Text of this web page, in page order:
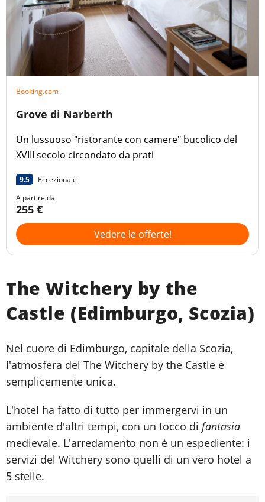
Booking.com
Grove di Narberth
Un lussuoso "ristorante con camere" bucolico del
XVIII secolo circondato da prati
9.5
Eccezionale
A partire da
255 €
Vedere le offerte!
The Witchery by the
Castle (Edimburgo, Scozia)
Nel cuore di Edimburgo, capitale della Scozia,
l'atmosfera del The Witchery by the Castle è
semplicemente unica.
L'hotel ha fatto di tutto per immergervi in un
ambiente d'altri tempi, con un tocco di fantasia
medievale. L'arredamento non è un espediente: i
servizi del Witchery sono quelli di un vero hotel a
5 stelle.